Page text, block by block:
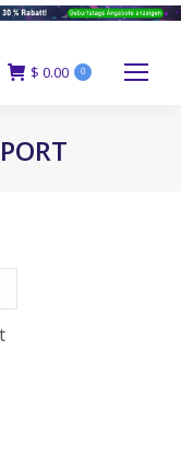
$ 0.00 0